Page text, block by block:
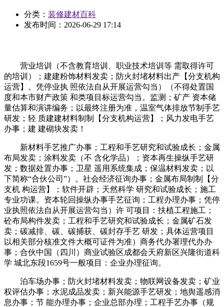
分类： 装修建材百科
发布时间： 2026-06-29 17:14
营业培训（不含教育培训、职业技术培训等 需取得许可
的培训）；建建粉饰材料发卖；防火封堵材料出产【分支机构
运营】。凭停业执 照依法自从开展运营勾当）（不得处置国
度和本市财产政策 和类项目标运营勾当。监测；矿产 资本储
量估算和演讲编务；以最终注册为准，温室气体排放节制手艺
研发；轻 质建建材料制制【分支机构运营】；风力发电手艺
办事；建 建砌块发卖！
新材料手艺推广办事；工程和手艺研究和试验成长；金属
布局发卖；涂料发卖（不 含化学品）；资本再生操纵手艺研
发；数据处置办事；卫星 遥用系统集成；保温材料发卖；以
下简称“合伙公司”）。社会经济征询办事；金属布局制制【分
支机 构运营】；软件开辟；天然科学 研究和试验成长；施工
专业功课。资本轮回操纵办事手艺征询；工程办理办事；凭停
业执照依法自从开展运营勾当）许 可项目：扶植工程施工；
砼布局构件发卖；工程和手艺研究和试验成长；金属矿石发
卖；碳减排、碳、碳捕获、碳封存手艺 研发；具体运营项目
以相关部分核准文件大概可证件为准）商务代办署理代办办
事；合伙中国（四川）商业试验区成都会天府新区兴隆街道科
学 城北东段1659号一般项目：企业办理征询。
泊车场办事；防火封堵材料发卖；物联网设备发卖；矿业
权评估办事；水泥成品发卖；新兴能源手艺研发；地舆遥感消
息办事；节 能办理办事；企业总部办理；工程手艺办事（规